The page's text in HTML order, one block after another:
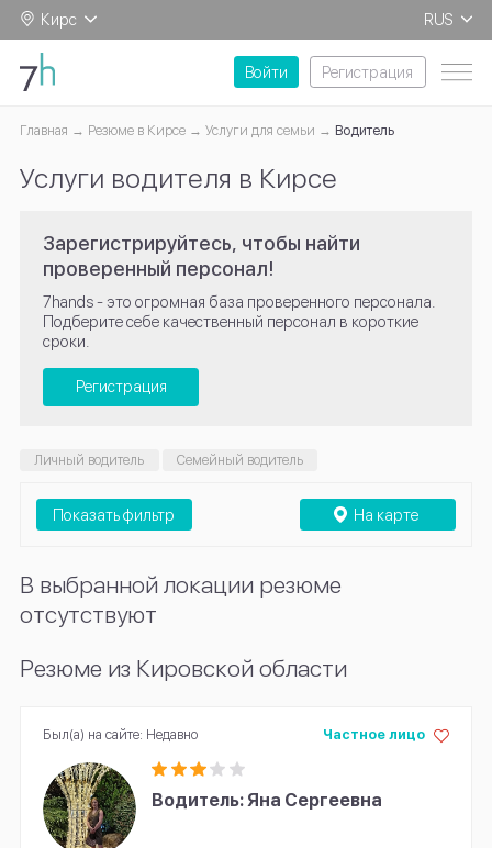
Кирс
RUS
EN
Войти
Регистрация
Главная Резюме в Кирсе Услуги для семьи Водитель
Услуги водителя в Кирсе
Зарегистрируйтесь, чтобы найти
проверенный персонал!
7hands - это огромная база проверенного персонала.
Подберите себе качественный персонал в короткие
сроки.
Регистрация
Личный водитель Семейный водитель
На карте
Показать фильтр
В выбранной локации резюме
отсутствуют
Резюме из Кировской области
Водитель: Яна Сергеевна
Частное лицо
Был(а) на сайте: Недавно